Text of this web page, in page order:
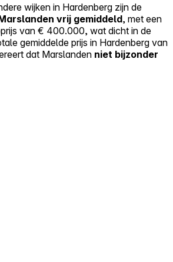
wijken in Hardenberg zijn de
vrij gemiddeld, met een
van € 400.000, wat dicht in de
gemiddelde prijs in Hardenberg van
dat Marslanden niet bijzonder